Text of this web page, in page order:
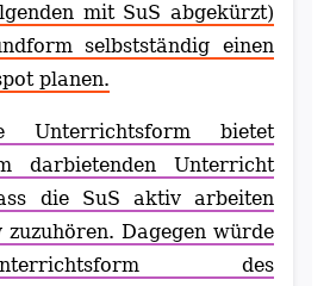
mit SuS abgekürzt)
selbstständig einen
planen.
Unterrichtsform bietet
darbietenden Unterricht
die SuS aktiv arbeiten
Dagegen würde
des